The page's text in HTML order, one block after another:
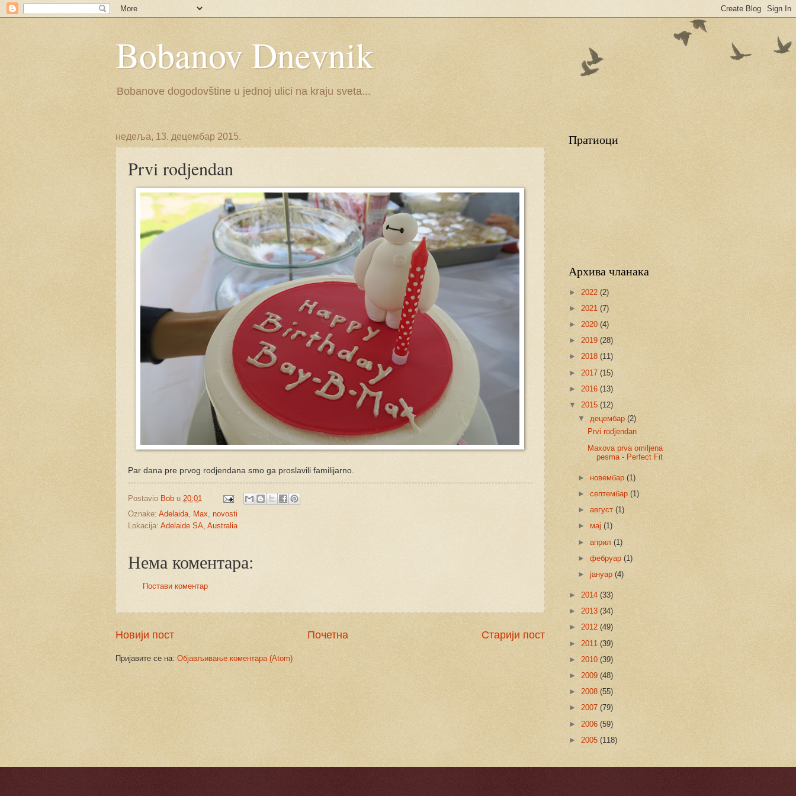
Bobanov Dnevnik
Bobanove dogodovštine u jednoj ulici na kraju sveta...
недеља, 13. децембар 2015.
Prvi rodjendan
Par dana pre prvog rodjendana smo ga proslavili familijarno.
Postavio Bob u 20:01
Oznake: Adelaida, Max, novosti
Lokacija: Adelaide SA, Australia
Нема коментара:
Постави коментар
Новији пост Старији пост
Почетна
Пријавите се на: Објављивање коментара (Atom)
Пратиоци
Архива чланака
► 2022 (2)
► 2021 (7)
► 2020 (4)
► 2019 (28)
► 2018 (11)
► 2017 (15)
► 2016 (13)
▼ 2015 (12)
▼ децембар (2)
Prvi rodjendan
Maxova prva omiljena
pesma - Perfect Fit
► новембар (1)
► септембар (1)
► август (1)
► мај (1)
► април (1)
► фебруар (1)
► јануар (4)
► 2014 (33)
► 2013 (34)
► 2012 (49)
► 2011 (39)
► 2010 (39)
► 2009 (48)
► 2008 (55)
► 2007 (79)
► 2006 (59)
► 2005 (118)